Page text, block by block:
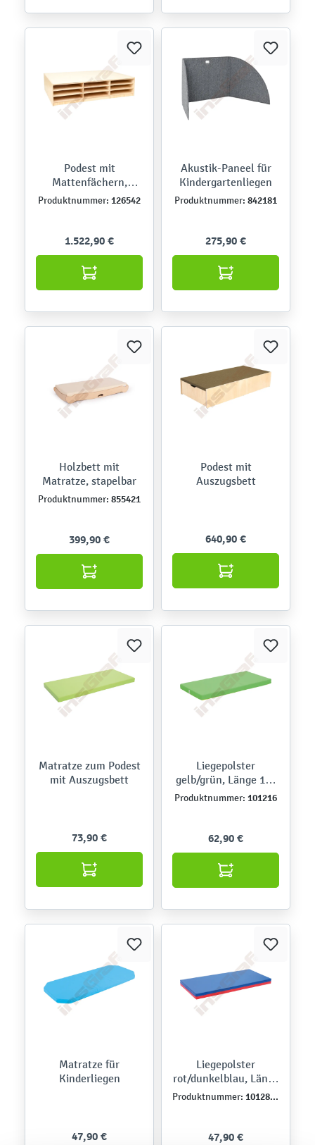
Podest mit
Mattenfächern,
Linoleum beige
Produktnummer: 126542
1.522,90 €
Akustik-Paneel für
Kindergartenliegen
Produktnummer: 842181
275,90 €
Holzbett mit
Matratze, stapelbar
Produktnummer: 855421
399,90 €
Podest mit
Auszugsbett
640,90 €
Matratze zum Podest
mit Auszugsbett
73,90 €
Liegepolster
gelb/grün, Länge 120
cm
Produktnummer: 101216
62,90 €
Matratze für
Kinderliegen
47,90 €
Liegepolster
rot/dunkelblau, Länge
120 cm
Produktnummer: 101289PU
47,90 €